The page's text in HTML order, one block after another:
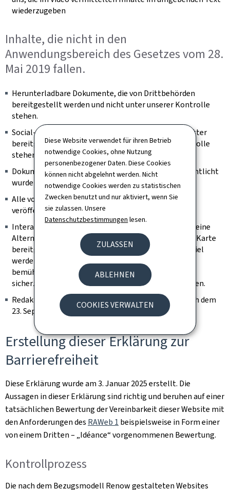
Diese Website verwendet für ihren Betrieb
notwendige Cookies, ohne Nutzung
personenbezogener Daten. Diese Cookies
können nicht abgelehnt werden. Nicht
notwendige Cookies werden zu statistischen
Zwecken benutzt und nur aktiviert, wenn Sie
sie zulassen. Unsere
Datenschutzbestimmungen lesen.
ZULASSEN
ABLEHNEN
COOKIES VERWALTEN
wiederzugeben
Inhalte, die nicht in den
Anwendungsbereich des Gesetzes vom 28.
Mai 2019 fallen.
Herunterladbare Dokumente, die von Drittbehörden
bereitgestellt werden und nicht unter unserer Kontrolle
stehen.
Social-Feed-Bilder, die von Inhaltsaggregatoren Dritter
bereitgestellt werden und nicht unter unserer Kontrolle
stehen.
Dokumente, die vor dem 23. September 2018 veröffentlicht
wurden.
Alle vor dem 23. September 2020 auf der Website
veröffentlichten Videos.
Interaktive Karten sind insoweit ausgenommen, als eine
Alternative auf der Seite vorhanden ist, um die in der Karte
bereitgestellten Information abzurufen (zum Beispiel
werden die Adressen in Worten ausgeschrieben). Wir
bemühen uns, sie identifizierbar zu halten und
sicherzustellen, dass sie keine Tastaturfalle darstellen.
Redaktioneller Inhalt, der als archiviert gilt (der nach dem
23. September 2019 nicht mehr geändert wurde).
Erstellung dieser Erklärung zur
Barrierefreiheit
Diese Erklärung wurde am3. Januar 2025erstellt. Die
Aussagen in dieser Erklärung sind richtig und beruhen auf einer
tatsächlichen Bewertung der Vereinbarkeit dieser Website mit
den Anforderungen des RAWeb 1 beispielsweise in Form einer
von einem Dritten – „Idéance“ vorgenommenen Bewertung.
Kontrollprozess
Die nach dem Bezugsmodell Renow gestalteten Websites